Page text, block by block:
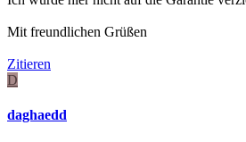
Mit freundlichen Grüßen
Zitieren
D
daghaedd